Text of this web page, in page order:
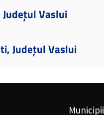
Județul Vaslui
Județul Vaslui
Municipii